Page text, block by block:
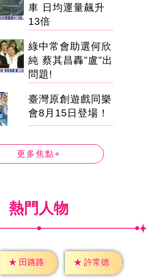
車 日均運量飆升
13倍
綠中常會助選何欣
純 蔡其昌轟"盧"出
問題!
臺灣原創遊戲同樂
會8月15日登場！
更多焦點+
熱門人物
★ 田路路 ★ 許常德